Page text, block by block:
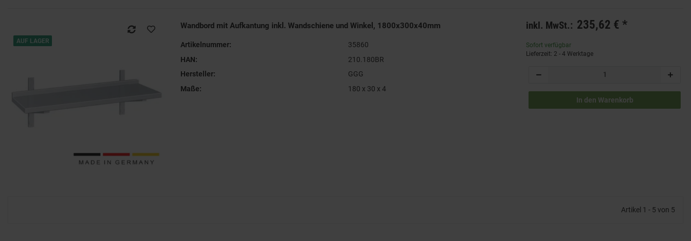
AUF LAGER
Wandbord mit Aufkantung inkl. Wandschiene und Winkel, 1800x300x40mm
Artikelnummer:
35860
HAN:
210.180BR
Hersteller:
GGG
Maße:
180 x 30 x 4
inkl. MwSt.: 235,62 € *
Sofort verfügbar
Lieferzeit: 2 - 4 Werktage
In den Warenkorb
Artikel 1 - 5 von 5